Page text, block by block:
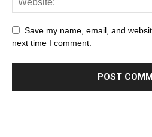
Save my name, email, and
next time I comment.